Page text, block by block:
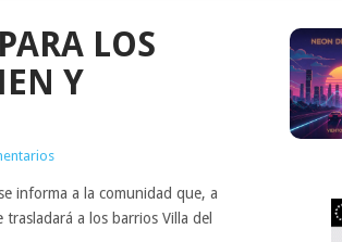
LOS
Y
informa a la comunidad que, a
a los barrios Villa del